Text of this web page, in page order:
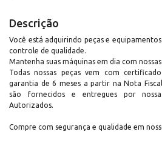
Descrição
Você está adquirindo peças e
controle de qualidade.
Mantenha suas máquinas em dia com
Todas nossas peças vem com
garantia de 6 meses a partir na Nota
são fornecidos e entregues por
Autorizados.
Compre com segurança e qualidade em